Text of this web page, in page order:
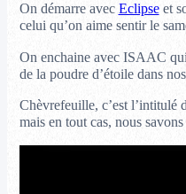
On démarre avec Eclipseet
celui qu’on aime sentir le
On enchaine avec ISAAC qui
de la poudre d’étoile dans
Chèvrefeuille, c’est l’intitulé
mais en tout cas, nous